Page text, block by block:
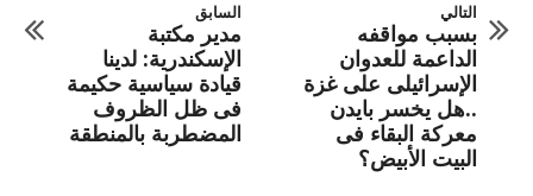
السابق
مدير مكتبة
الإسكندرية: لدينا
قيادة سياسية حكيمة
فى ظل الظروف
المضطربة بالمنطقة
التالي
بسبب مواقفه
الداعمة للعدوان
الإسرائيلى على غزة
..هل يخسر بايدن
معركة البقاء فى
البيت الأبيض؟